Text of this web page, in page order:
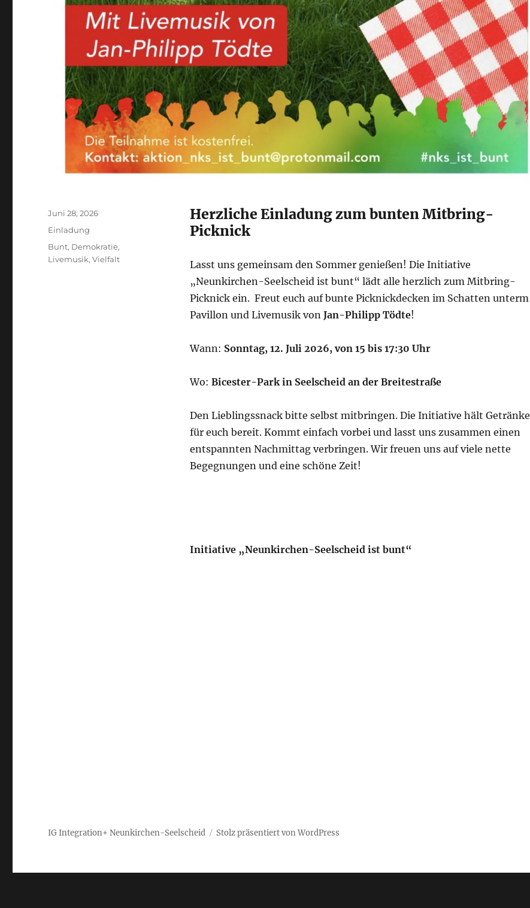
Herzliche Einladung zum bunten Mitbring-
Picknick
Lasst uns gemeinsam den Sommer genießen! Die Initiative
„Neunkirchen-Seelscheid ist bunt“ lädt alle herzlich zum Mitbring-
Picknick ein. Freut euch auf bunte Picknickdecken im Schatten unterm
Pavillon und Livemusik von Jan-Philipp Tödte!
Wann: Sonntag, 12. Juli 2026, von 15 bis 17:30 Uhr
Wo: Bicester-Park in Seelscheid an der Breitestraße
Den Lieblingssnack bitte selbst mitbringen. Die Initiative hält Getränke
für euch bereit. Kommt einfach vorbei und lasst uns zusammen einen
entspannten Nachmittag verbringen. Wir freuen uns auf viele nette
Begegnungen und eine schöne Zeit!
Initiative „Neunkirchen-Seelscheid ist bunt“
Veröffentlicht
am
Juni 28, 2026
Kategorien
Einladung
Schlagwörter
Bunt, Demokratie,
Livemusik,Vielfalt
IG Integration+ Neunkirchen-Seelscheid Stolz präsentiert von WordPress